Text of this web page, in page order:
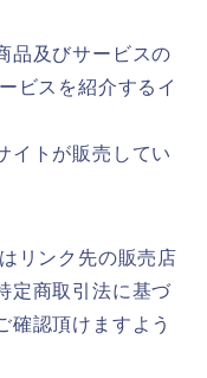
品及びサービスの
ビスを紹介するイ
イトが販売してい
リンク先の販売店
定商取引法に基づ
確認頂けますよう